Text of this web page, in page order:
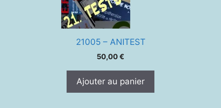
21005 – ANITEST
50,00€
Ajouter au panier